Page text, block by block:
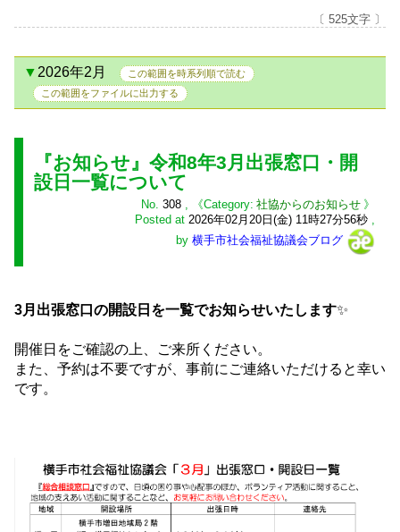
〔 525文字 〕
2026年2月
この範囲を時系列順で読む
この範囲をファイルに出力する
『お知らせ』令和8年3月出張窓口・開
設日一覧について
No. 308 ,
社協からのお知らせ
Posted at 2026年02月20日(金) 11時27分56秒 ,
by 横手市社会福祉協議会ブログ
3月出張窓口の開設日を一覧でお知らせいたします✨
開催日をご確認の上、ご来所ください。
また、予約は不要ですが、事前にご連絡いただけると幸い
です。